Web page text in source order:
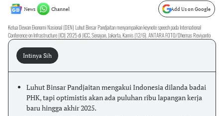
News Channel Add Us on Google
Ketua Dewan Ekonomi Nasional (DEN) Luhut Binsar Pandjaitan menyampaikan keynote speech pada International
Conference on Infrastructure (ICI) 2025 di JICC, Senayan, Jakarta, Kamis (12/6). ANTARA FOTO/Dhemas Reviyanto
Intinya Sih
Luhut Binsar Pandjaitan mengakui Indonesia dilanda badai
PHK, tapi optimistis akan ada puluhan ribu lapangan kerja
baru hingga akhir 2025.